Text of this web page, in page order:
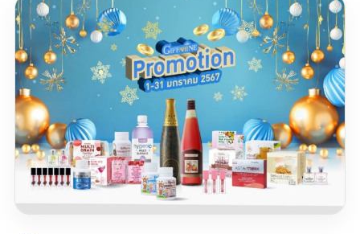
ลดน้ำหนัก ▾
ความงาม ▾
หน้ารวมสินค้า
หน้าตระกร้าสินค้า